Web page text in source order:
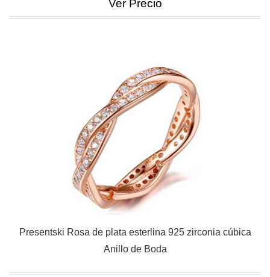
Ver Precio
Presentski Rosa de plata esterlina 925 zirconia cúbica
Anillo de Boda